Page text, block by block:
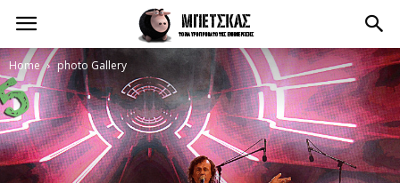
Home photo Gallery